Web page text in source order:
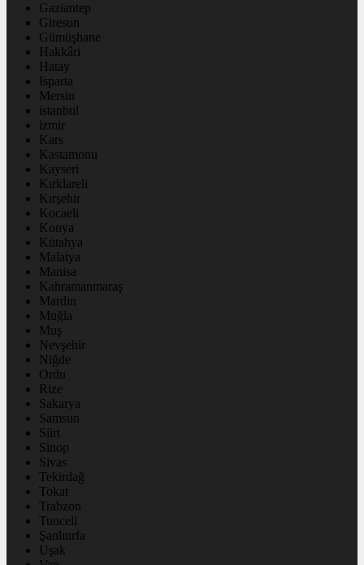
Gaziantep
Giresun
Gümüşhane
Hakkâri
Hatay
Isparta
Mersin
istanbul
izmir
Kars
Kastamonu
Kayseri
Kırklareli
Kırşehir
Kocaeli
Konya
Kütahya
Malatya
Manisa
Kahramanmaraş
Mardin
Muğla
Muş
Nevşehir
Niğde
Ordu
Rize
Sakarya
Samsun
Siirt
Sinop
Sivas
Tekirdağ
Tokat
Trabzon
Tunceli
Şanlıurfa
Uşak